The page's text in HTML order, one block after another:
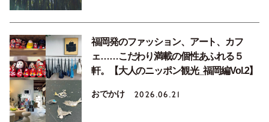
福岡発のファッション、アート、カフ
ェ……こだわり満載の個性あふれる５
軒。【大人のニッポン観光_福岡編Vol.2】
おでかけ 2026.06.21